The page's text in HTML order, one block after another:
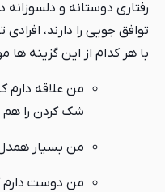
رفتاری دوستانه و دلسوزانه
توافق جویی را دارند،
با هر کدام از این گزینه
من علاقه دارم
شک کردن را
من بسیار
من دوست دارم